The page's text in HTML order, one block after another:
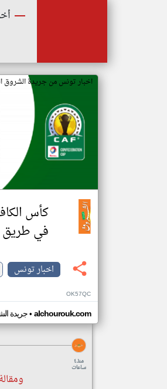
اخبار تونس من جريدة الشروق
كأس
في طريق
اخبار تونس
OK57QC
جريدة• alchourouk.com
منذ ٤
ساعات